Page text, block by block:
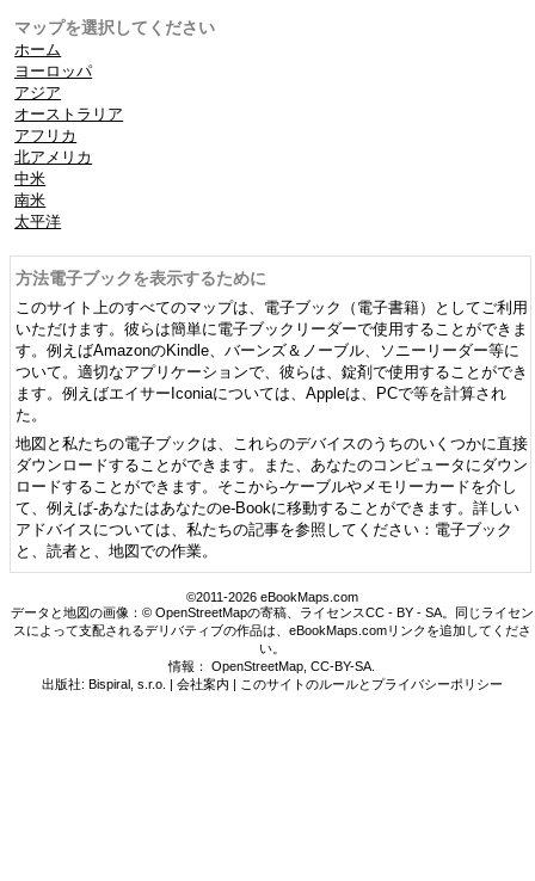
マップを選択してください
ホーム
ヨーロッパ
アジア
オーストラリア
アフリカ
北アメリカ
中米
南米
太平洋
方法電子ブックを表示するために
このサイト上のすべてのマップは、電子ブック（電子書籍）としてご利用
いただけます。彼らは簡単に電子ブックリーダーで使用することができま
す。例えばAmazonのKindle、バーンズ＆ノーブル、ソニーリーダー等に
ついて。適切なアプリケーションで、彼らは、錠剤で使用することができ
ます。例えばエイサーIconiaについては、Appleは、PCで等を計算され
た。
地図と私たちの電子ブックは、これらのデバイスのうちのいくつかに直接
ダウンロードすることができます。また、あなたのコンピュータにダウン
ロードすることができます。そこから-ケーブルやメモリーカードを介し
て、例えば-あなたはあなたのe-Bookに移動することができます。詳しい
アドバイスについては、私たちの記事を参照してください：電子ブック
と、読者と、地図での作業。
©2011-2026 eBookMaps.com
データと地図の画像：© OpenStreetMapの寄稿、ライセンスCC - BY - SA。同じライセン
スによって支配されるデリバティブの作品は、eBookMaps.comリンクを追加してくださ
い。
情報：OpenStreetMap ,CC-BY-SA
出版社: Bispiral, s.r.o. | 会社案内 | このサイトのルールとプライバシーポリシー